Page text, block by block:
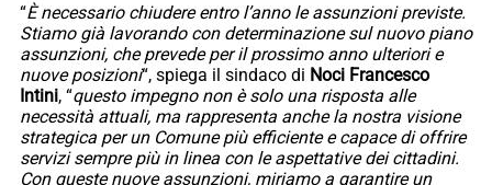
“È necessario chiudere entro l’anno le assunzioni previste.
Stiamo già lavorando con determinazione sul nuovo piano
assunzioni, che prevede per il prossimo anno ulteriori e
nuove posizioni“, spiega il sindaco di Noci Francesco
Intini, “questo impegno non è solo una risposta alle
necessità attuali, ma rappresenta anche la nostra visione
strategica per un Comune più efficiente e capace di offrire
servizi sempre più in linea con le aspettative dei cittadini.
Con queste nuove assunzioni, miriamo a garantire un